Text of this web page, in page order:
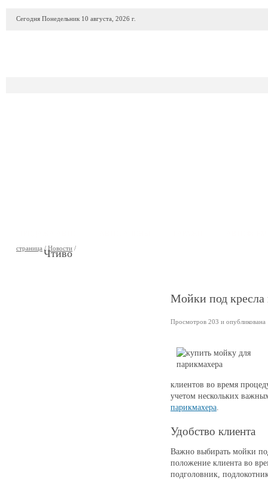
Сегодня Понедельник 10 августа, 2026 г.
страница / Новости /
Чтиво
Мойки под кресла
Просмотров 203 и опубликована
клиентов во время
учетом нескольких
парикмахера
Удобство клиента
Важно выбирать мойки
положение клиента во
подголовник,